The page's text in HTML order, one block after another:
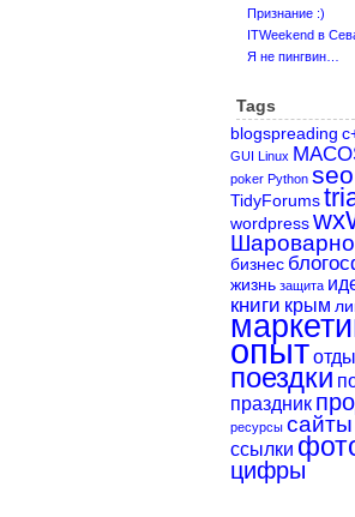
Признание :)
ITWeekend в
Я не пингвин…
Tags
blogspreading
GUI Linux
poker Python seo
TidyForums
wordpress
бизнес
жизнь защита
книги крым
опыт
поездки
праздник
ресурсы сайты
ссылки
цифры